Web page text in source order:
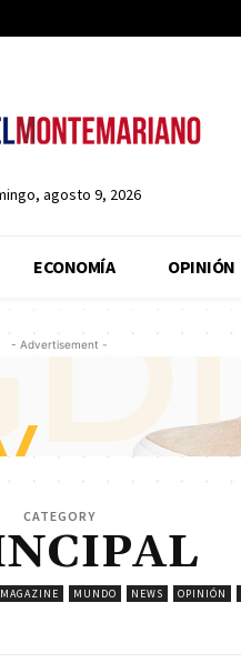
agosto 9, 2026
ECONOMÍA OPINIÓN
- Advertisement -
CATEGORY
MAGAZINE MUNDO NEWS OPINIÓN